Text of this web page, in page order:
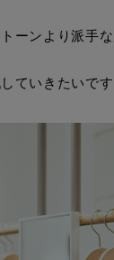
ーンより派手
ていきたいです